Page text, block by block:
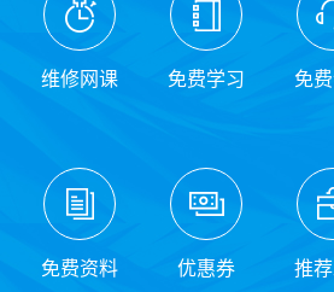
维修网课 免费学习 免
免费资料 优惠券 推